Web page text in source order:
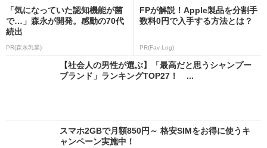
「気になっていた認知機能が菌
で…」森永が開発。感動の70代
続出
PR(森永乳業)
FPが解説！Apple製品を分割手
数料0円で入手する方法とは？
PR(Fav-Log)
【社会人の男性が選ぶ】「最高だと思うシャンプー
ブランド」ランキングTOP27！ ...
スマホ2GBで月額850円～ 格安SIMをお得に使うキ
ャンペーン実施中！